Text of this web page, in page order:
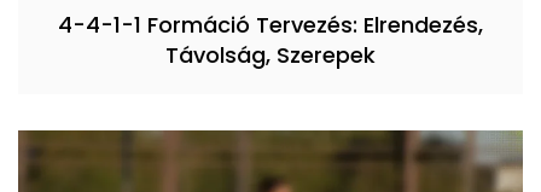
4-4-1-1 Formáció Tervezés: Elrendezés,
Távolság, Szerepek